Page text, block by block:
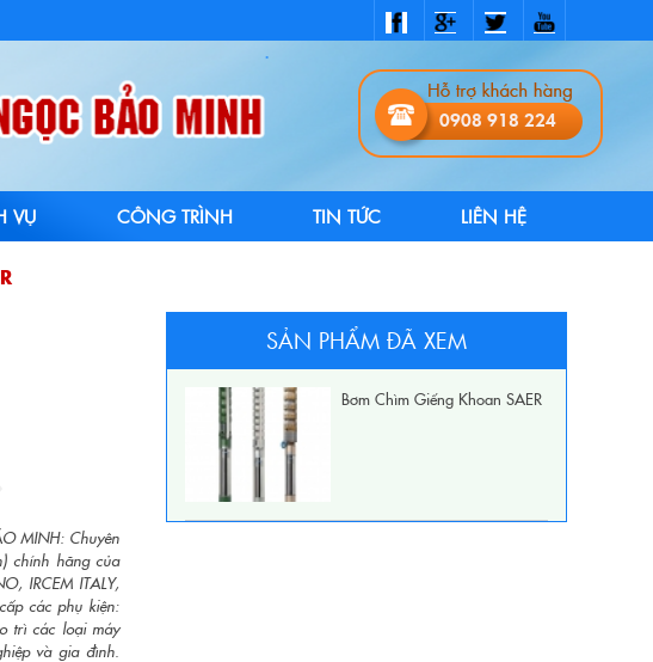
0908 918 224
VỤ CÔNG TRÌNH TIN TỨC LIÊN HỆ
MINH: Chuyên
chính hãng của
IRCEM ITALY,
các phụ kiện:
trì các loại máy
và gia đình.
SẢN PHẨM ĐÃ XEM
Bơm Chìm Giếng Khoan SAER